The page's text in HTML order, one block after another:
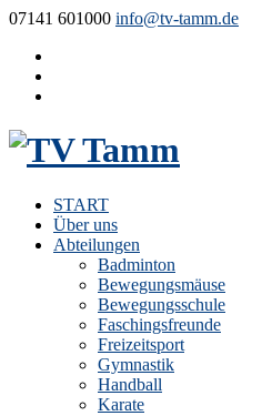
07141 601000 info@tv-tamm.de
START
Über uns
Abteilungen
Badminton
Bewegungsmäuse
Bewegungsschule
Faschingsfreunde
Freizeitsport
Gymnastik
Handball
Karate